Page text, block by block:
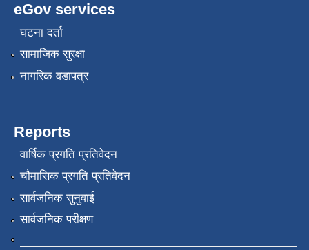
eGov services
घटना दर्ता
सामाजिक सुरक्षा
नागरिक वडापत्र
Reports
वार्षिक प्रगति प्रतिवेदन
चौमासिक प्रगति प्रतिवेदन
सार्वजनिक सुनुवाई
सार्वजनिक परीक्षण